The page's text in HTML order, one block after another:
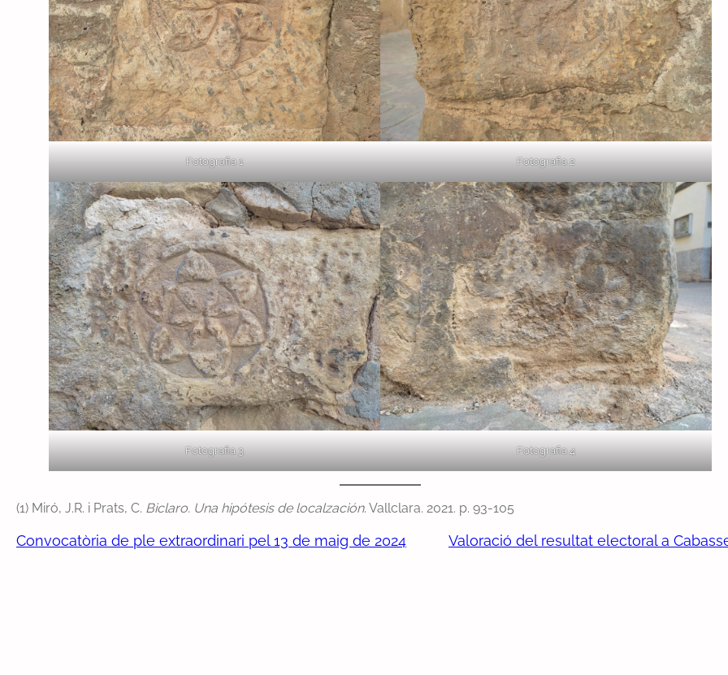
Fotografia 1 Fotografia 2
Fotografia 3 Fotografia 4
(1) Miró, J.R. i Prats, C. Biclaro. Una hipótesis de localzación. Vallclara. 2021. p. 93-105
Convocatòria de ple extraordinari pel 13 de maig de 2024 Valoració del resultat electoral a